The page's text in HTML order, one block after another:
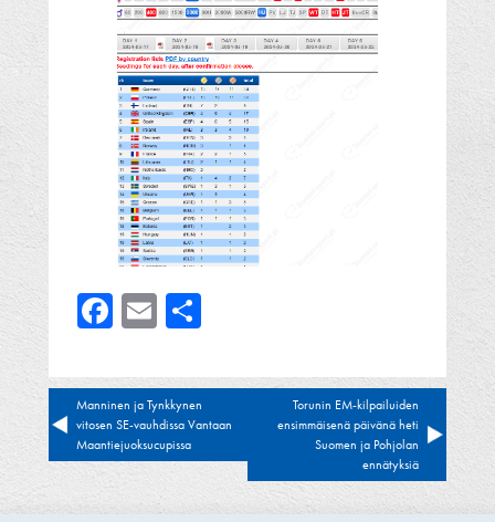
Facebook
Email
Artikkelien
selaus
Manninen ja Tynkkynen
vitosen SE-vauhdissa Vantaan
Maantiejuoksucupissa
Torunin EM-kilpailuiden
ensimmäisenä päivänä heti
Suomen ja Pohjolan
ennätyksiä